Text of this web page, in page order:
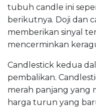
tubuh candle ini
berikutnya. Doji dan
memberikan sinyal
mencerminkan
Candlestick kedua
pembalikan.
merah panjang yang
harga turun yang